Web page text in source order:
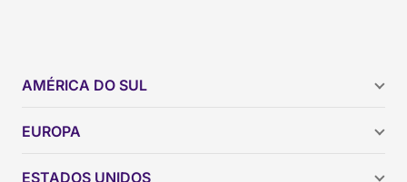
AMÉRICA DO SUL
Brasil
EUROPA
ESTADOS UNIDOS